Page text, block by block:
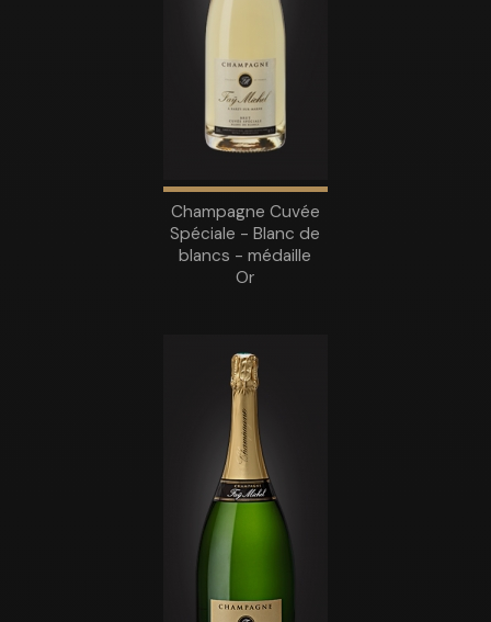
Champagne Cuvée
Spéciale - Blanc de
blancs - médaille
Or